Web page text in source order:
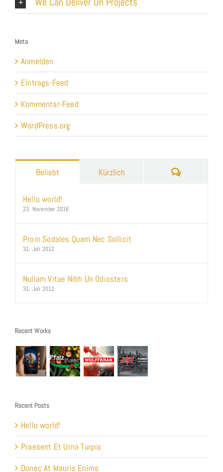
Eintrags-Feed
Kommentar-Feed
WordPress.org
Beliebt
23. November 2016
31. Juli 2012
31. Juli 2012
Praesent Et Urna Turpis
Donec At Mauris Enims